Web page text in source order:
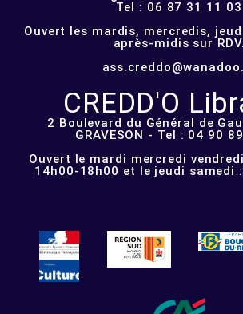
Tel : 06 87 31 11 03
Ouvert les mardis, mercredis,
après-midis sur RDV.
CREDD'O
2 Boulevard du Général de
GRAVESON - Tel : 04 90
Ouvert le mardi mercredi
14h00-18h00 et le jeudi samedi